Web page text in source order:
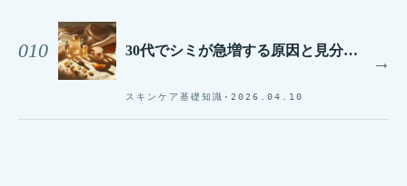
010 30代でシミが急増する原因と見分け方｜セルフケアとクリニック治療の選び方【2026年版】
スキンケア基礎知識 · 2026.04.10
→